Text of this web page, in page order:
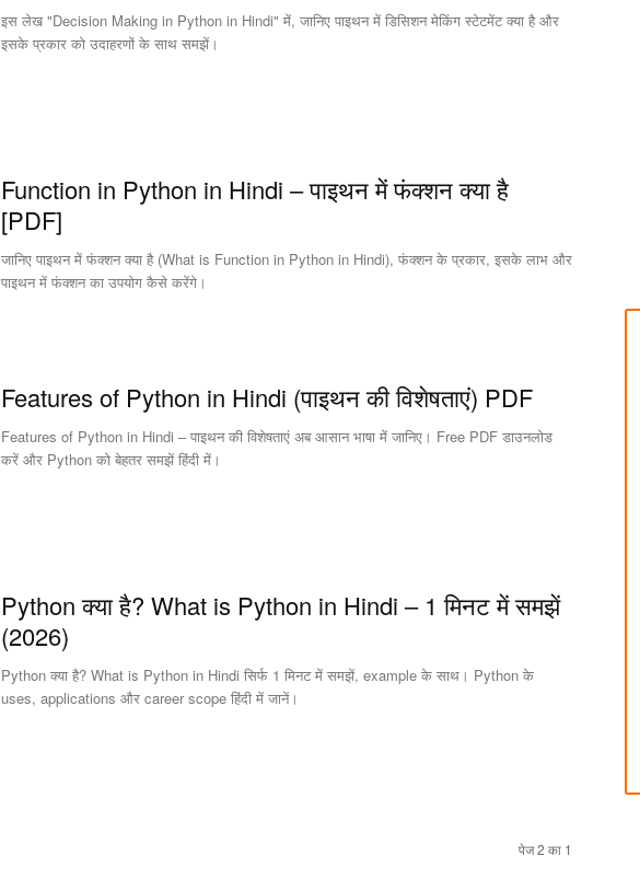
इस लेख "Decision Making in Python in Hindi" में, जानिए पाइथन में डिसिशन मेकिंग स्टेटमेंट क्या है और
इसके प्रकार को उदाहरणों के साथ समझें।
Function in Python in Hindi – पाइथन में फंक्शन क्या है
[PDF]
जानिए पाइथन में फंक्शन क्या है (What is Function in Python in Hindi), फंक्शन के प्रकार, इसके लाभ और
पाइथन में फंक्शन का उपयोग कैसे करेंगे।
Features of Python in Hindi (पाइथन की विशेषताएं) PDF
Features of Python in Hindi – पाइथन की विशेषताएं अब आसान भाषा में जानिए। Free PDF डाउनलोड
करें और Python को बेहतर समझें हिंदी में।
Python क्या है? What is Python in Hindi – 1 मिनट में समझें
(2026)
Python क्या है? What is Python in Hindi सिर्फ 1 मिनट में समझें, example के साथ। Python के
uses, applications और career scope हिंदी में जानें।
पेज 2 का 1